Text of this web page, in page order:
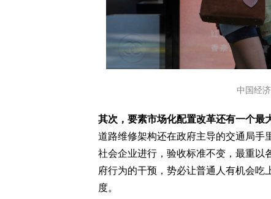
中国经
其次，要素市场化配置改革还有一个最
道路维修架构还在政府主导的交通局手
社会企业进行，验收标准不变，最重以
府行为的干预，势必让普通人有机会吃
度。